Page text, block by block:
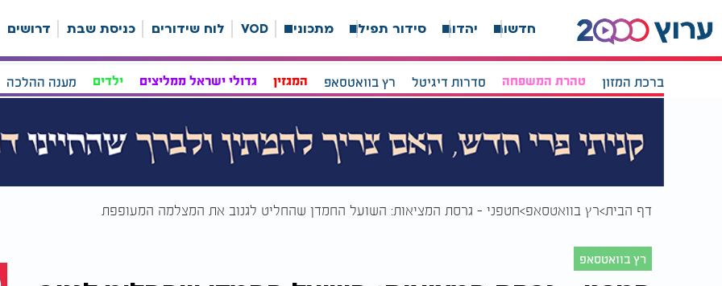
חדשות יהדות סידור תפילה מתכונים VOD לוח שידורים כניסת שבת דרושים
ברכת המזון טהרת המשפחה סדרות דיגיטל רץ בוואטסאפ המגזין גדולי ישראל ממליצים ילדים מענה ההלכה
דף הבית רץ בוואטסאפ חטפני - גרסת המציאות: השועל החמדן שהחליט לגנוב את המצלמה המעופפת
רץ בוואטסאפ